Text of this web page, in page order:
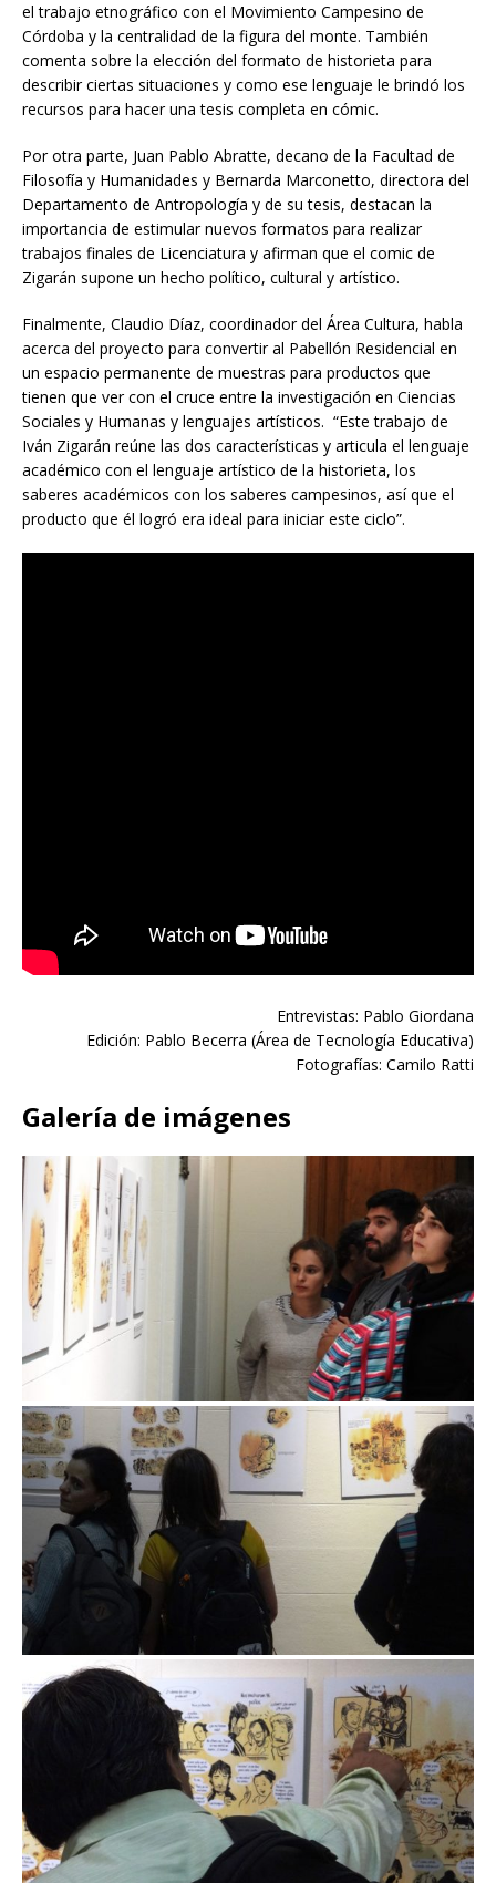
el trabajo etnográfico con el Movimiento Campesino de
Córdoba y la centralidad de la figura del monte. También
comenta sobre la elección del formato de historieta para
describir ciertas situaciones y como ese lenguaje le brindó los
recursos para hacer una tesis completa en cómic.
Por otra parte, Juan Pablo Abratte, decano de la Facultad de
Filosofía y Humanidades y Bernarda Marconetto, directora del
Departamento de Antropología y de su tesis, destacan la
importancia de estimular nuevos formatos para realizar
trabajos finales de Licenciatura y afirman que el comic de
Zigarán supone un hecho político, cultural y artístico.
Finalmente, Claudio Díaz, coordinador del Área Cultura, habla
acerca del proyecto para convertir al Pabellón Residencial en
un espacio permanente de muestras para productos que
tienen que ver con el cruce entre la investigación en Ciencias
Sociales y Humanas y lenguajes artísticos. “Este trabajo de
Iván Zigarán reúne las dos características y articula el lenguaje
académico con el lenguaje artístico de la historieta, los
saberes académicos con los saberes campesinos, así que el
producto que él logró era ideal para iniciar este ciclo”.
Entrevistas: Pablo Giordana
Edición: Pablo Becerra (Área de Tecnología Educativa)
Fotografías: Camilo Ratti
Galería de imágenes